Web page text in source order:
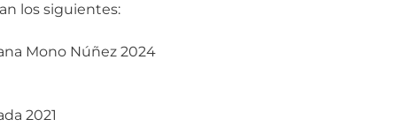
los siguientes:
Mono Núñez 2024
2021